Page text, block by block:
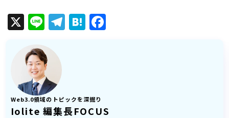
X LineTelegram
Hatena
Facebook
Web3.0領域のトピックを深掘り
Iolite 編集長FOCUS